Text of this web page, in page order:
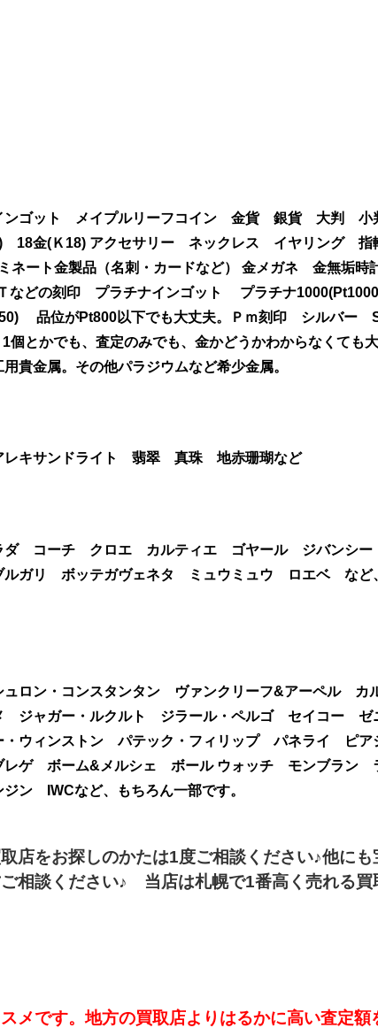
ゴット メイプルリーフコイン 金貨 銀貨 大判
金(Ｋ18) アクセサリー ネックレス イヤリング
ト金製品（名刺・カードなど） 金メガネ 金無垢時
の刻印 プラチナインゴット プラチナ
品位がPt800以下でも大丈夫。Ｐｍ刻印 シルバ
かでも、査定のみでも、金かどうかわからなくても
金属。その他パラジウムなど希少金属。
キサンドライト 翡翠 真珠 地赤珊瑚など
コーチ クロエ カルティエ ゴヤール ジバンシ
ガリ ボッテガヴェネタ ミュウミュウ ロエベ など
ロン・コンスタンタン ヴァンクリーフ&アーペル
ャガー・ルクルト ジラール・ペルゴ セイコー ゼ
ィンストン パテック・フィリップ パネライ ピア
ゲ ボーム&メルシェ ボール ウォッチ モンブラン
ン IWCなど、もちろん一部です。
店をお探しのかたは1度ご相談ください♪他に
相談ください♪ 当店は札幌で1番高く売れる買
メです。地方の買取店よりはるかに高い査定額